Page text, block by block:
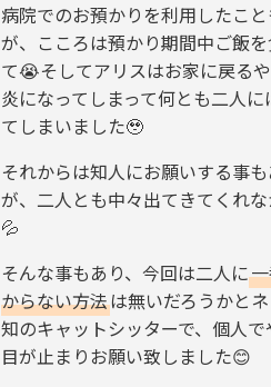
病院でのお預かりを利用したこ
が、こころは預かり期間中ご飯
て😭そしてアリスはお家に戻る
炎になってしまって何とも二人
てしまいました🥹
それからは知人にお願いする事
が、二人とも中々出てきてくれ
💦
そんな事もあり、今回は二人に
からない方法は無いだろうかと
知のキャットシッターで、個人
目が止まりお願い致しました😊